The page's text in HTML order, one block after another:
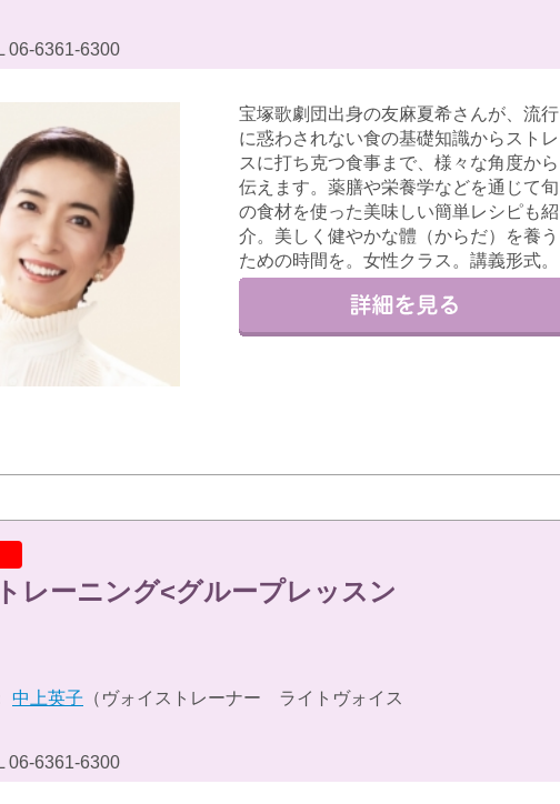
06-6361-6300
宝塚歌劇団出身の友麻夏希さんが、流行
に惑わされない食の基礎知識からストレ
スに打ち克つ食事まで、様々な角度から
伝えます。薬膳や栄養学などを通じて旬
の食材を使った美味しい簡単レシピも紹
介。美しく健やかな體（からだ）を養う
ための時間を。女性クラス。講義形式。
レーニング<グループレッスン
中上英子 （ヴォイストレーナー ライトヴォイス
06-6361-6300